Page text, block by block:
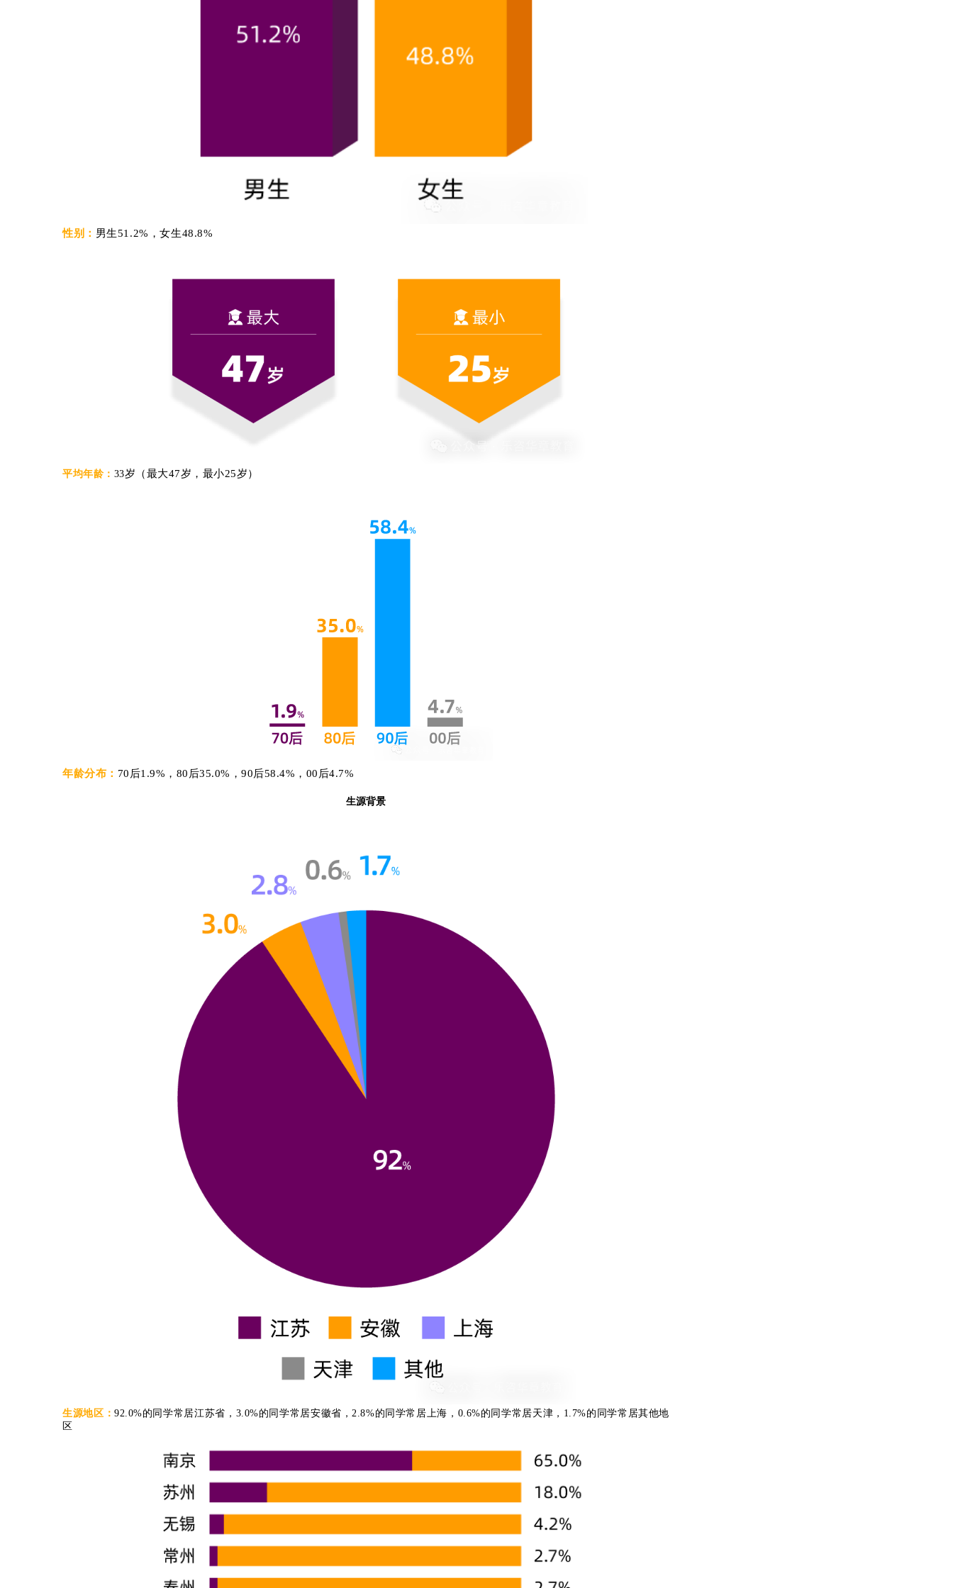
性别： 男生51.2%，女生48.8%
平均年龄： 33岁（最大47岁，最小25岁）
年龄分布： 70后1.9%，80后35.0%，90后58.4%，00后4.7%
生源背景
生源地区：92.0%的同学常居江苏省，3.0%的同学常居安徽省，2.8%的同学常居上海， 0.6%的同学常居天津，1.7%的同学常居其他地
区